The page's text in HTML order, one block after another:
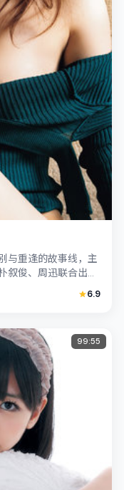
与重逢的故事线，主
叙俊、周迅联合出
...
6.9
99:55